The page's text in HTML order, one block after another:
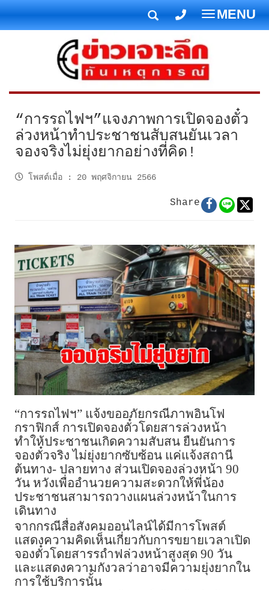
T
o
g
g
l
e
a
v
t
n
MENU
“การรถไฟฯ”แจงภาพการเปิดจองตั๋ว
ล่วงหน้าทำประชาชนสับสนยันเวลา
จองจริงไม่ยุ่งยากอย่างที่คิด!
โพสต์เมื่อ : 20 พฤศจิกายน 2566
Share
“การรถไฟฯ” แจ้งขออภัยกรณีภาพอินโฟ
กราฟิกส์ การเปิดจองตั๋วโดยสารล่วงหน้า
ทำให้ประชาชนเกิดความสับสน ยืนยันการ
จองตั๋วจริง ไม่ยุ่งยากซับซ้อน แค่แจ้งสถานี
ต้นทาง- ปลายทาง ส่วนเปิดจองล่วงหน้า 90
วัน หวังเพื่ออำนวยความสะดวกให้พี่น้อง
ประชาชนสามารถวางแผนล่วงหน้าในการ
เดินทาง
จากกรณีสื่อสังคมออนไลน์ได้มีการโพสต์
แสดงความคิดเห็นเกี่ยวกับการขยายเวลาเปิด
จองตั๋วโดยสารรถำฟล่วงหน้าสูงสุด 90 วัน
และแสดงความกังวลว่าอาจมีความยุ่งยากใน
การใช้บริการนั้น